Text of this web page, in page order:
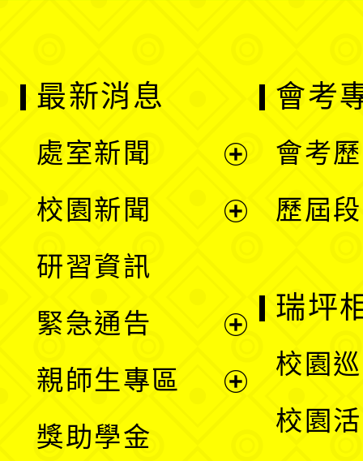
最新消息
處室新聞
單
校園新聞
選
單
研習資訊
緊急通告
親師生專區
獎助學金
會考
會考
歷屆
瑞坪
校園
校園